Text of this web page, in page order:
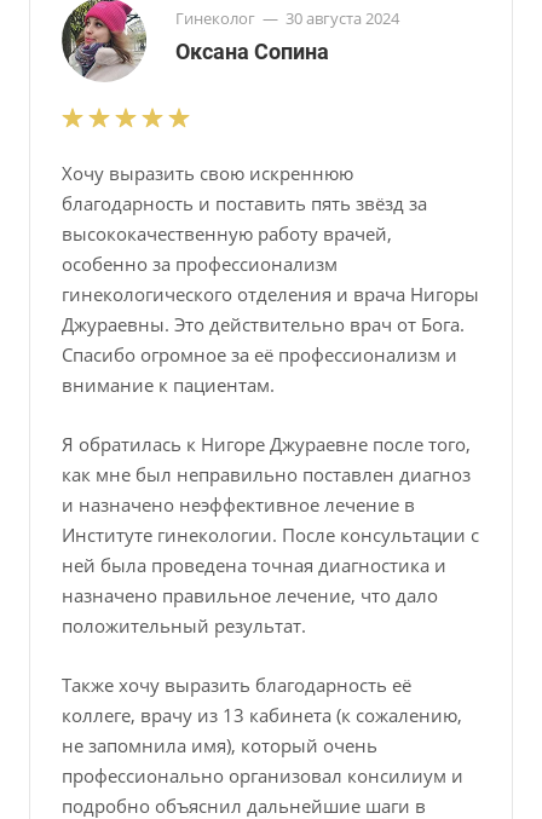
Гинеколог — 30 августа 2024
Оксана Сопина
Хочу выразить свою искреннюю
благодарность и поставить пять звёзд за
высококачественную работу врачей,
особенно за профессионализм
гинекологического отделения и врача Нигоры
Джураевны. Это действительно врач от Бога.
Спасибо огромное за её профессионализм и
внимание к пациентам.
Я обратилась к Нигоре Джураевне после того,
как мне был неправильно поставлен диагноз
и назначено неэффективное лечение в
Институте гинекологии. После консультации с
ней была проведена точная диагностика и
назначено правильное лечение, что дало
положительный результат.
Также хочу выразить благодарность её
коллеге, врачу из 13 кабинета (к сожалению,
не запомнила имя), который очень
профессионально организовал консилиум и
подробно объяснил дальнейшие шаги в